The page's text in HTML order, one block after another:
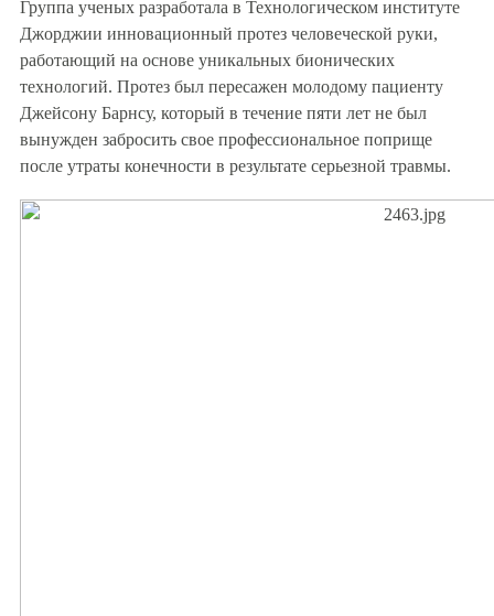
Группа ученых разработала в Технологическом институте
Джорджии инновационный протез человеческой руки,
работающий на основе уникальных бионических
технологий. Протез был пересажен молодому пациенту
Джейсону Барнсу, который в течение пяти лет не был
вынужден забросить свое профессиональное поприще
после утраты конечности в результате серьезной травмы.